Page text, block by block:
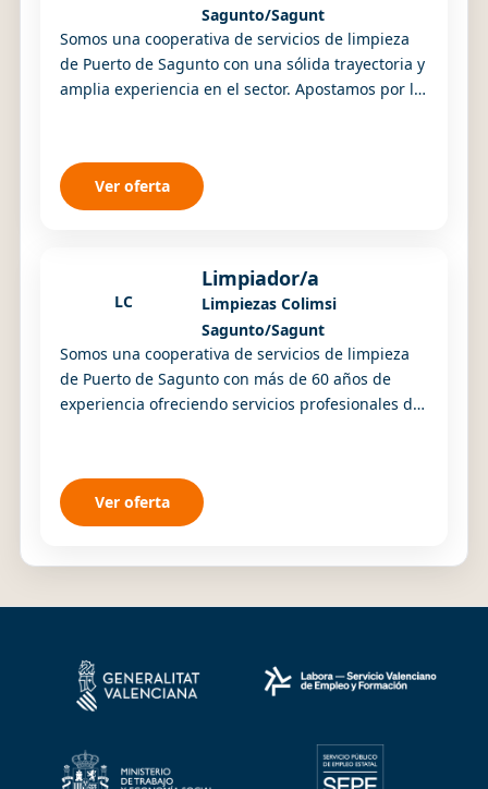
Sagunto/Sagunt
Somos una cooperativa de servicios de limpieza
de Puerto de Sagunto con una sólida trayectoria y
amplia experiencia en el sector. Apostamos por la
Ver oferta
LC
Limpiador/a
Limpiezas Colimsi
Sagunto/Sagunt
Somos una cooperativa de servicios de limpieza
de Puerto de Sagunto con más de 60 años de
experiencia ofreciendo servicios profesionales de
Ver oferta